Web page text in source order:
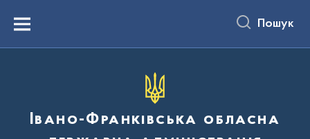
вмістуMenu Пошук
Івано-Франківська обласна